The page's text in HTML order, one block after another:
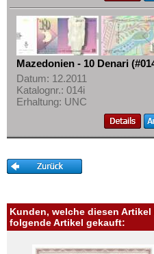
Mazedonien - 10 Denari
Datum: 12.2011
Katalognr.: 014i
Erhaltung: UNC
Kunden, welche diesen
folgende Artikel gekauft: